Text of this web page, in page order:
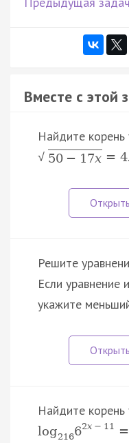
Вместе с этой
Найдите корень
√ 50 − 17x = 4.
Решите
Если уравнение
укажите
Найдите корень
log21662x − 11 =